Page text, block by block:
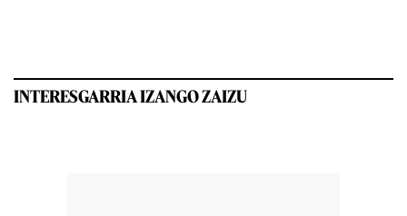
INTERESGARRIA IZANGO ZAIZU